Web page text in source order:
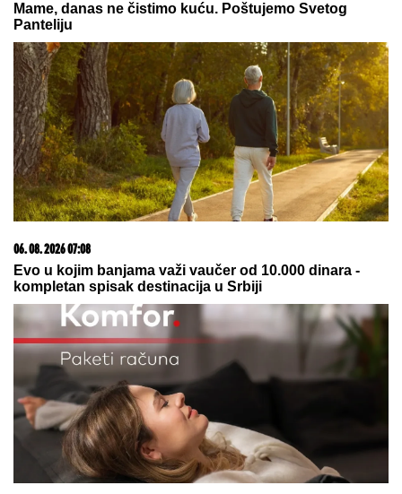
Mame, danas ne čistimo kuću. Poštujemo Svetog
Panteliju
06. 08. 2026 07:08
Evo u kojim banjama važi vaučer od 10.000 dinara -
kompletan spisak destinacija u Srbiji